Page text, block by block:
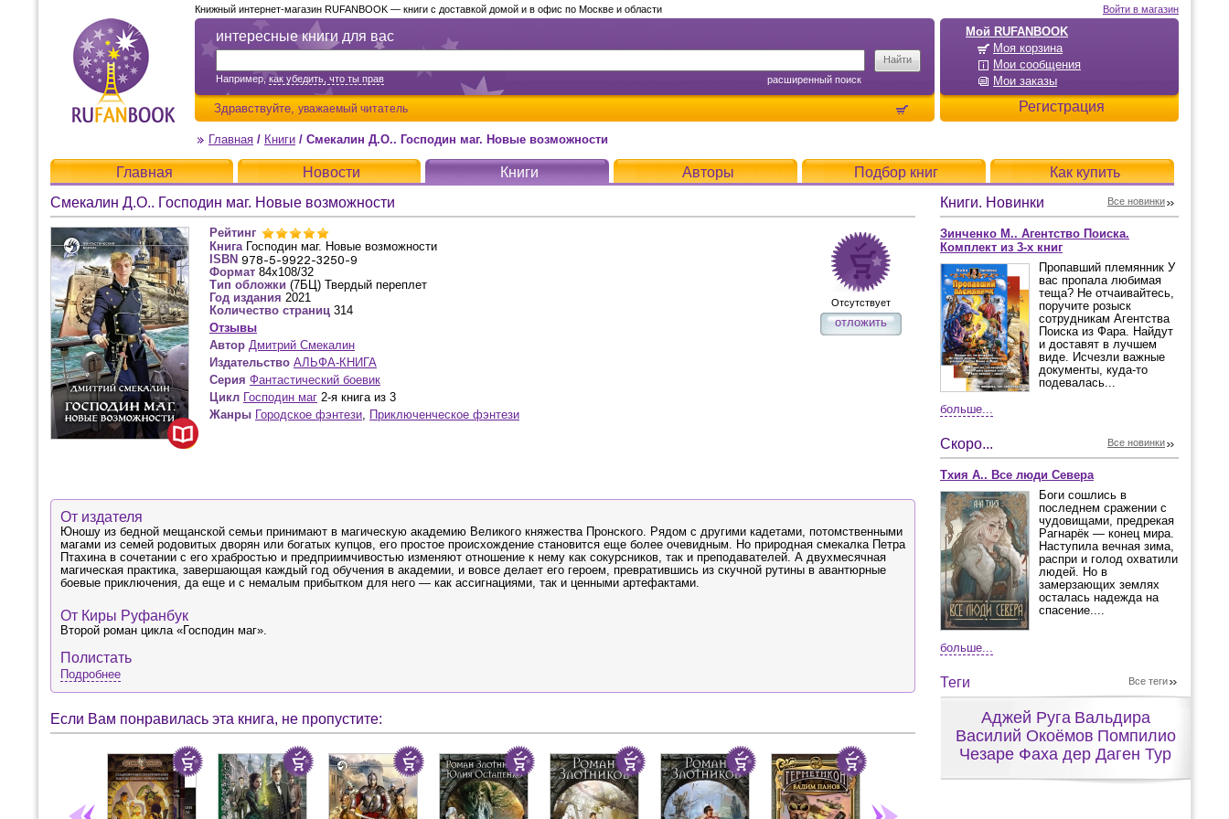
Мой RUFANBOOK
Моя корзина
Мои сообщения
Мои заказы
Регистрация
Войти в магазин
интересные книги для вас
Например,как убедить, что ты прав расширенный поиск
Здравствуйте, уважаемый читатель
Книжный интернет-магазин RUFANBOOK — книги с доставкой домой и в офис по Москве и области
Главная / Книги / Смекалин Д.О.. Господин маг. Новые возможности
Главная Новости Книги Авторы Подбор книг
Как купить
Смекалин Д.О.. Господин маг. Новые возможности
Рейтинг
Книга Господин маг. Новые возможности
ISBN
Формат 84x108/32
Тип обложки (7БЦ) Твердый переплет
Год издания 2021
Количество страниц 314
Отзывы
Автор Дмитрий Смекалин
Издательство АЛЬФА-КНИГА
Серия Фантастический боевик
Цикл Господин маг 2-я книга из 3
Жанры Городское фэнтези, Приключенческое фэнтези
Отсутствует
отложить
От издателя
Юношу из бедной мещанской семьи принимают в магическую академию Великого княжества Пронского. Рядом с другими кадетами, потомственными
магами из семей родовитых дворян или богатых купцов, его простое происхождение становится еще более очевидным. Но природная смекалка Петра
Птахина в сочетании с его храбростью и предприимчивостью изменяют отношение к нему как сокурсников, так и преподавателей. А двухмесячная
магическая практика, завершающая каждый год обучения в академии, и вовсе делает его героем, превратившись из скучной рутины в авантюрные
боевые приключения, да еще и с немалым прибытком для него — как ассигнациями, так и ценными артефактами.
От Киры Руфанбук
Второй роман цикла «Господин маг».
Полистать
Подробнее
Если Вам понравилась эта книга, не пропустите:
Книги. Новинки Все новинки
Зинченко М.. Агентство Поиска.
Комплект из 3-х книг
Пропавший племянник У
вас пропала любимая
теща? Не отчаивайтесь,
поручите розыск
сотрудникам Агентства
Поиска из Фара. Найдут
и доставят в лучшем
виде. Исчезли важные
документы, куда-то
подевалась...
больше...
Скоро... Все новинки
Тхия А.. Все люди Севера
Боги сошлись в
последнем сражении с
чудовищами, предрекая
Рагнарёк — конец мира.
Наступила вечная зима,
распри и голод охватили
людей. Но в
замерзающих землях
осталась надежда на
спасение....
больше...
Теги Все теги
Аджей Руга Вальдира
Василий Окоёмов Помпилио
Чезаре Фаха дер Даген Тур